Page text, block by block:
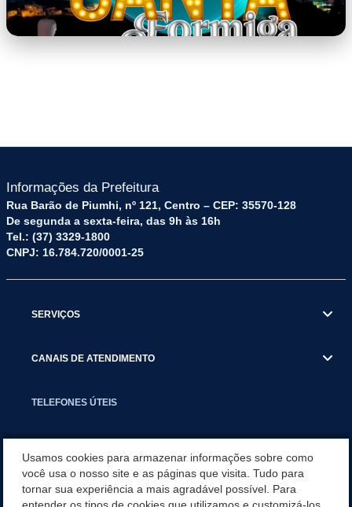
Informações da Prefeitura
Rua Barão de Piumhi, nº 121, Centro – CEP: 35570-128
De segunda a sexta-feira, das 9h às 16h
Tel.: (37) 3329-1800
CNPJ: 16.784.720/0001-25
SERVIÇOS
CANAIS DE ATENDIMENTO
TELEFONES ÚTEIS
NOTÍCIAS
Usamos cookies para armazenar informações sobre como
você usa o nosso site e as páginas que visita. Tudo para
tornar sua experiência a mais agradável possível. Para